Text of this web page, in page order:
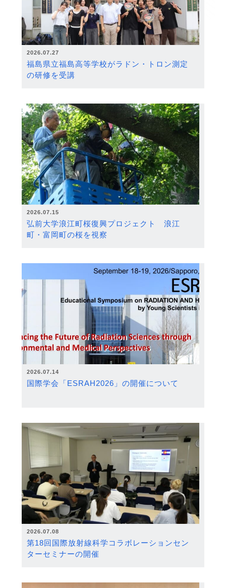
2026.07.27
福島県立福島高等学校がラドン・トロン測定
の研修を受講
2026.07.15
弘前大学浪江町桜復興プロジェクト 浪江
町・富岡町の桜を視察
2026.07.14
国際学会「ESRAH2026」の開催について
2026.07.08
第18回国際放射線科学コラボレーションセン
ターセミナーの開催